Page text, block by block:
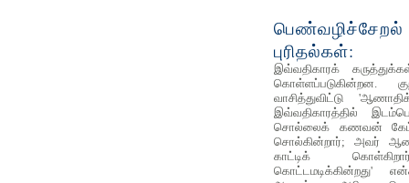
பெண்வழிச்சேறல்
புரிதல்கள்:
இவ்வதிகாரக்
கொள்ளப்படுகின்றன.
வாசித்துவிட்டு
இவ்வதிகாரத்தில்
சொல்லைக் கணவன்
சொல்கின்றார்; அவர்
காட்டிக்
கொட்டமடிக்கின்றது'